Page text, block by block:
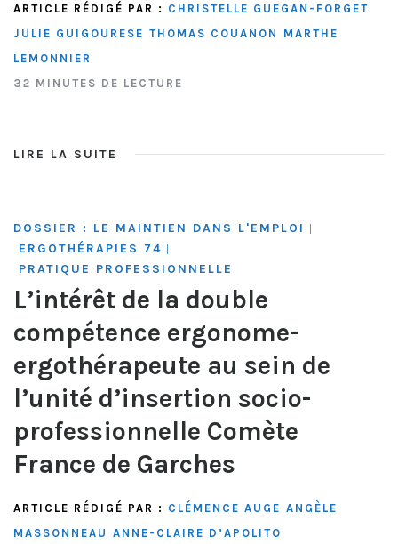
ARTICLE RÉDIGÉ PAR : CHRISTELLE GUEGAN-FORGET
JULIE GUIGOURESE THOMAS COUANON
MARTHE
LEMONNIER
32 MINUTES DE LECTURE
LIRE LA SUITE
DOSSIER : LE MAINTIEN DANS L'EMPLOI |
ERGOTHÉRAPIES 74 |
PRATIQUE PROFESSIONNELLE
L’intérêt de la double
compétence ergonome-
ergothérapeute au sein de
l’unité d’insertion socio-
professionnelle Comète
France de Garches
ARTICLE RÉDIGÉ PAR : CLÉMENCE AUGE ANGÈLE
MASSONNEAU ANNE-CLAIRE D’APOLITO